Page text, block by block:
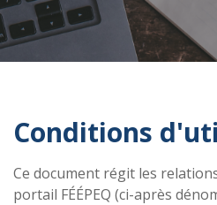
Conditions
Ce document régit les
portail FÉÉPEQ (ci-après